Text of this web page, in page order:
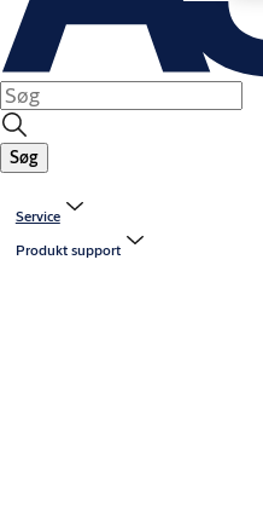
Søg
Service
Produkt support